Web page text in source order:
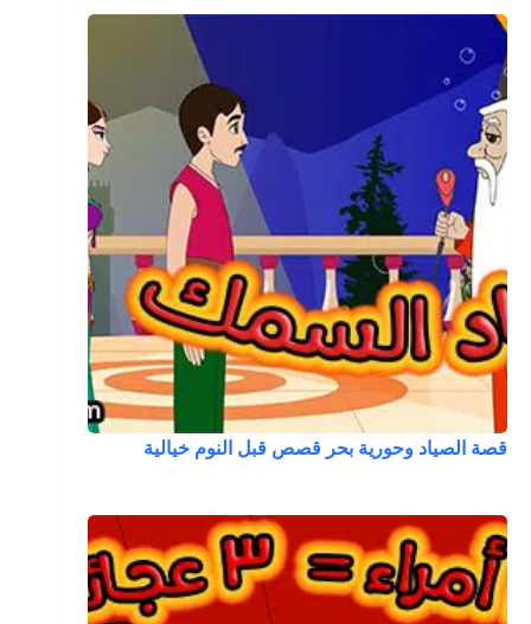
قصة الصياد وحورية بحر قصص قبل النوم خيالية